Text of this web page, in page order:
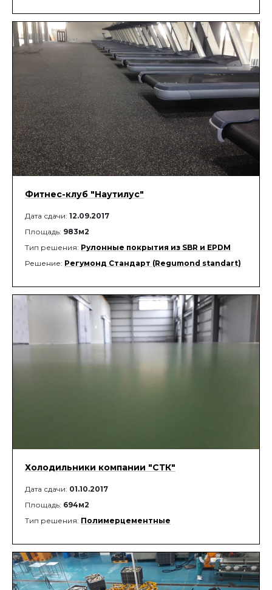
Фитнес-клуб "Наутилус"
Дата сдачи: 12.09.2017
Площадь: 983м2
Тип решения: Рулонные покрытия из SBR и EPDM
Решение: Регумонд Стандарт (Regumond standart)
Холодильники компании "СТК"
Дата сдачи: 01.10.2017
Площадь: 694м2
Тип решения: Полимерцементные